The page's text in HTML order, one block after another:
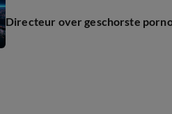
Directeur over geschorste